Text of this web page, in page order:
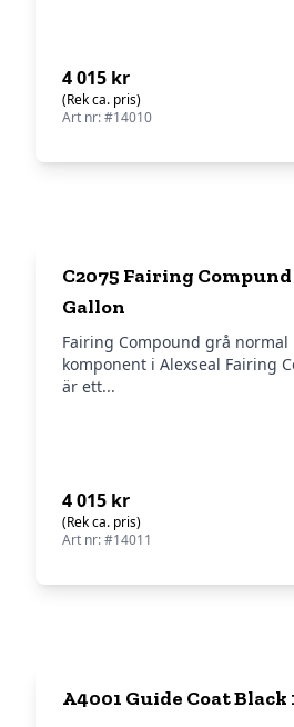
4 015 kr
(Rek ca. pris)
Art nr: #14010
C2075 Fairing Compund
Gallon
Fairing Compound grå
komponent i Alexseal Fairing
är ett...
4 015 kr
(Rek ca. pris)
Art nr: #14011
A4001 Guide Coat Black